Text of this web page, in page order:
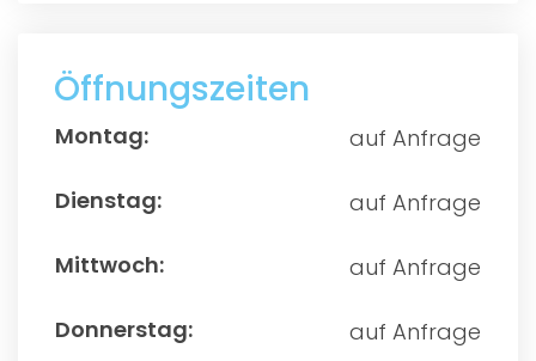
Öffnungszeiten
auf Anfrage
auf Anfrage
auf Anfrage
auf Anfrage